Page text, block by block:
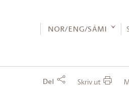
NOR/ENG/SÁMI
Del Skriv ut